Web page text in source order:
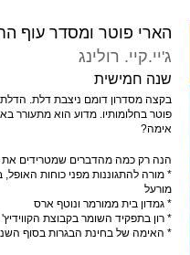
הארי פוטר ומסדר עוף
ג'יי.קיי. רולינג
שנה חמישית
בקצה מסדרון דומם ניצבת דלת.
פוטר בחלומותיו. מדוע הוא מתעורר
אימה?
הנה רק כמה מהדברים שמטרידים
* מורה להתגוננות מפני כוחות
מורעל
* גמדון בית ממורמר ונוטף ארס
* רון בתפקיד השומר בקבוצת הקווידיץ'
* האימה של בחינת הבגרות בסוף